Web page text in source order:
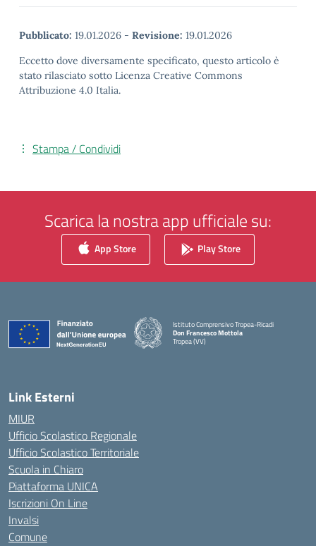
Pubblicato: 19.01.2026 - Revisione: 19.01.2026
Eccetto dove diversamente specificato, questo articolo è
stato rilasciato sotto Licenza Creative Commons
Attribuzione 4.0 Italia.
Stampa / Condividi
Scarica la nostra app ufficiale su:
App Store Play Store
Istituto Comprensivo Tropea-Ricadi
Don Francesco Mottola
Tropea (VV)
— Visita la pagina iniziale della scuola
Link Esterni
MIUR
Ufficio Scolastico Regionale
Ufficio Scolastico Territoriale
Scuola in Chiaro
Piattaforma UNICA
Iscrizioni On Line
Invalsi
Comune